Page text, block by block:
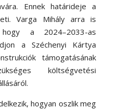
Ennek határideje a
Varga Mihály arra is
a 2024–2033-as
a Széchenyi Kártya
támogatásának
költségvetési
hogyan oszlik meg